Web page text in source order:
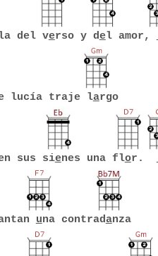
del verso y del amor,
lucía traje largo
sus sienes una flor.
una contradanza